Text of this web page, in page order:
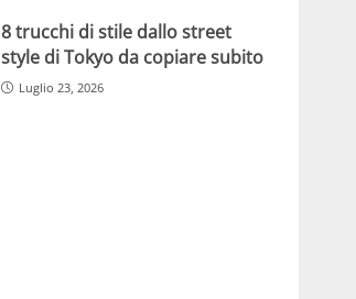
8 trucchi di stile dallo street
style di Tokyo da copiare subito
Luglio 23, 2026